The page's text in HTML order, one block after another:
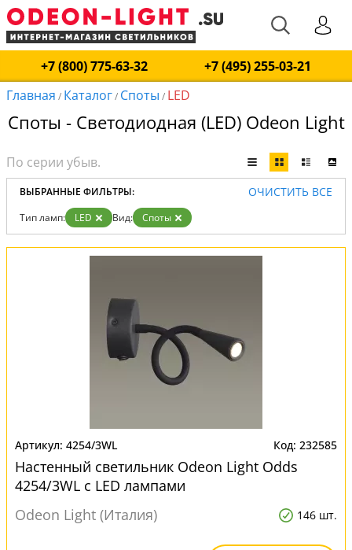
+7 (800) 775-63-32
+7 (495) 255-03-21
Главная / Каталог/ Споты / LED
Споты - Светодиодная (LED) Odeon Light
ВЫБРАННЫЕ ФИЛЬТРЫ: ОЧИСТИТЬ ВСЕ
Тип ламп: LED Вид: Споты
4254/3WL 232585
Настенный светильник Odeon Light Odds
4254/3WL с LED лампами
Odeon Light (Италия)
146 шт.